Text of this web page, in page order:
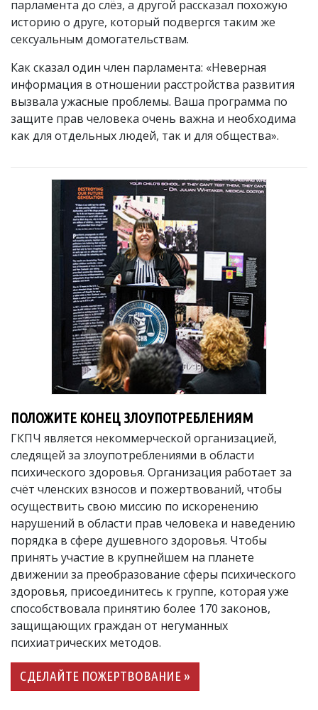
парламента до слёз, а другой рассказал похожую
историю о друге, который подвергся таким же
сексуальным домогательствам.
Как сказал один член парламента: «Неверная
информация в отношении расстройства развития
вызвала ужасные проблемы. Ваша программа по
защите прав человека очень важна и необходима
как для отдельных людей, так и для общества».
ПОЛОЖИТЕ КОНЕЦ ЗЛОУПОТРЕБЛЕНИЯМ
ГКПЧ является некоммерческой организацией,
следящей за злоупотреблениями в области
психического здоровья. Организация работает за
счёт членских взносов и пожертвований, чтобы
осуществить свою миссию по искоренению
нарушений в области прав человека и наведению
порядка в сфере душевного здоровья. Чтобы
принять участие в крупнейшем на планете
движении за преобразование сферы психического
здоровья, присоединитесь к группе, которая уже
способствовала принятию более 170 законов,
защищающих граждан от негуманных
психиатрических методов.
СДЕЛАЙТЕ ПОЖЕРТВОВАНИЕ »